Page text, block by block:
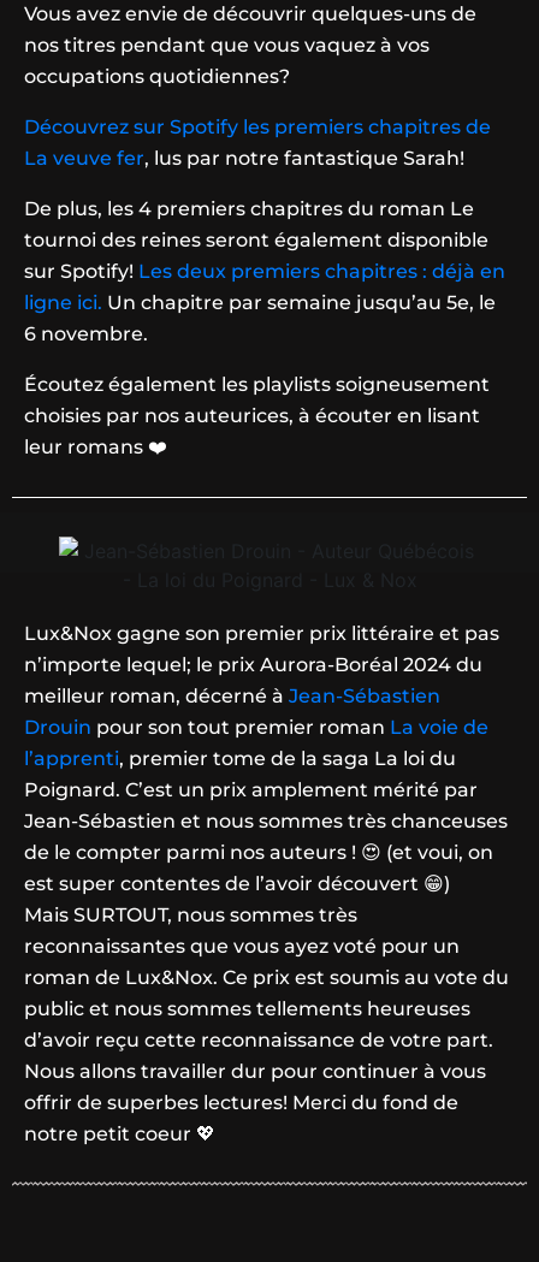
Vous avez envie de découvrir quelques-uns de
nos titres pendant que vous vaquez à vos
occupations quotidiennes?
Découvrez sur Spotify les premiers chapitres de
La veuve fer, lus par notre fantastique Sarah!
De plus, les 4 premiers chapitres du roman Le
tournoi des reines seront également disponible
sur Spotify! Les deux premiers chapitres : déjà en
ligne ici. Un chapitre par semaine jusqu’au 5e, le
6 novembre.
Écoutez également les playlists soigneusement
choisies par nos auteurices, à écouter en lisant
leur romans ❤️
Lux&Nox gagne son premier prix littéraire et pas
n’importe lequel; le prix Aurora-Boréal 2024 du
meilleur roman, décerné à Jean-Sébastien
Drouin pour son tout premier roman La voie de
l’apprenti, premier tome de la saga La loi du
Poignard. C’est un prix amplement mérité par
Jean-Sébastien et nous sommes très chanceuses
de le compter parmi nos auteurs ! 😍 (et voui, on
est super contentes de l’avoir découvert 😁)
Mais SURTOUT, nous sommes très
reconnaissantes que vous ayez voté pour un
roman de Lux&Nox. Ce prix est soumis au vote du
public et nous sommes tellements heureuses
d’avoir reçu cette reconnaissance de votre part.
Nous allons travailler dur pour continuer à vous
offrir de superbes lectures! Merci du fond de
notre petit coeur 💖